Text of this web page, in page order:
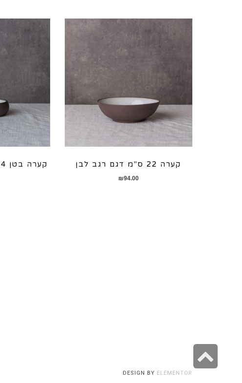
קערה 22 ס"מ דגם רגב לבן
₪94.00
קערה בטן 14 ס"מ דגם רגב לבן
DESIGN BY ELEMENTOR
לראש